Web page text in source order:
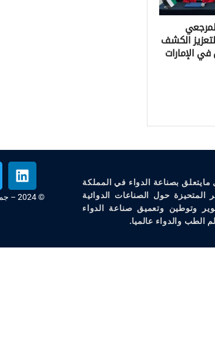
الكشف
الإمارات
بصناعة الدواء في المملكة
المتحيزة حول الصناعات الدوائية
وتوطين وتعميق صناعة الدواء
الطب والدواء عالميا.
© 2024 – جميع الحقوق محفوظة.